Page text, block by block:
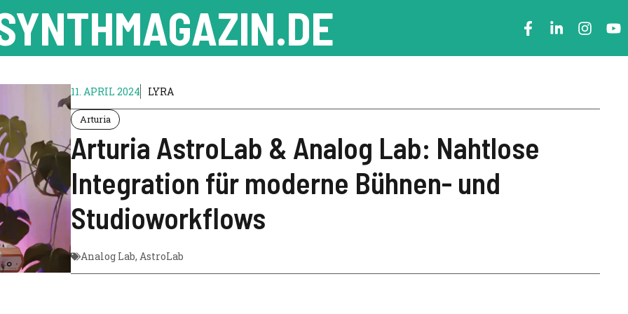
11. APRIL 2024 LYRA
Arturia
Arturia AstroLab & Analog Lab: Nahtlose
Integration für moderne Bühnen- und
Studioworkflows
Analog Lab, AstroLab